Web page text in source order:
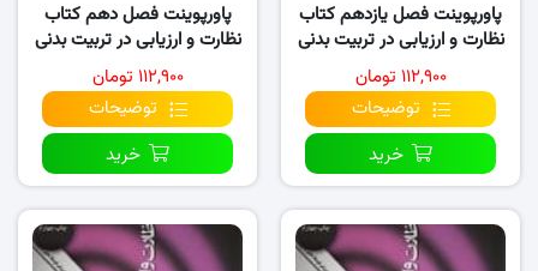
پاورپوینت فصل یازدهم کتاب
نظارت و ارزیابی در تربیت بدنی
و ورزش
۱۱۲,۹۰۰ تومان
توضیحات
خرید
پاورپوینت فصل دهم کتاب
نظارت و ارزیابی در تربیت بدنی
و ورزش
۱۱۲,۹۰۰ تومان
توضیحات
خرید